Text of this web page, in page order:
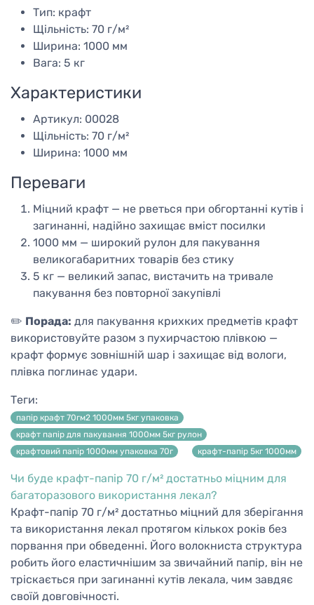
Тип: крафт
Щільність: 70 г/м²
Ширина: 1000 мм
Вага: 5 кг
Характеристики
Артикул: 00028
Щільність: 70 г/м²
Ширина: 1000 мм
Переваги
Міцний крафт — не рветься при обгортанні кутів і
загинанні, надійно захищає вміст посилки
1000 мм — широкий рулон для пакування
великогабаритних товарів без стику
5 кг — великий запас, вистачить на тривале
пакування без повторної закупівлі
✏️ Порада: для пакування крихких предметів крафт
використовуйте разом з пухирчастою плівкою —
крафт формує зовнішній шар і захищає від вологи,
плівка поглинає удари.
Теги:
папір крафт 70гм2 1000мм 5кг упаковка
крафт папір для пакування 1000мм 5кг рулон
крафтовий папір 1000мм упаковка 70г
крафт-папір 5кг 1000мм
Чи буде крафт-папір 70 г/м² достатньо міцним для
багаторазового використання лекал?
Крафт-папір 70 г/м² достатньо міцний для зберігання
та використання лекал протягом кількох років без
порвання при обведенні. Його волокниста структура
робить його еластичнішим за звичайний папір, він не
тріскається при загинанні кутів лекала, чим завдяє
своїй довговічності.